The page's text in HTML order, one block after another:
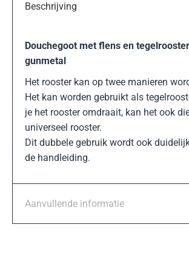
Beschrijving
Douchegoot met flens en
gunmetal
Het rooster kan op twee manieren
Het kan worden gebruikt als
je het rooster omdraait, kan het ook
universeel rooster.
Dit dubbele gebruik wordt ook
de handleiding.
Aanvullende informatie